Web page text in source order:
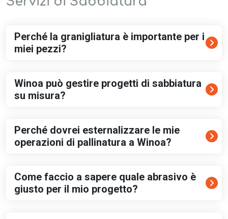
Perché la granigliatura è importante per i
miei pezzi?
Winoa può gestire progetti di sabbiatura
su misura?
Perché dovrei esternalizzare le mie
operazioni di pallinatura a Winoa?
Come faccio a sapere quale abrasivo è
giusto per il mio progetto?